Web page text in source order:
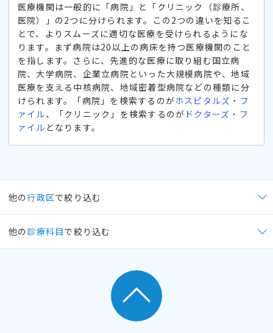
医療機関は一般的に「病院」と「クリニック（診療所、
医院）」の2つに分けられます。この2つの違いを知るこ
とで、よりスムーズに適切な医療を受けられるようにな
ります。まず病院は20以上の病床を持つ医療機関のこと
を指します。さらに、先進的な医療に取り組む国立病
院、大学病院、企業立病院といった大規模病院や、地域
医療を支える中核病院、地域密着型病院などの種類に分
けられます。「病院」を検索するのがホスピタルズ・フ
ァイル、「クリニック」を検索するのが ドクターズ・フ
ァイル となります。
他の行政区で絞り込む
他の 診療科目で絞り込む